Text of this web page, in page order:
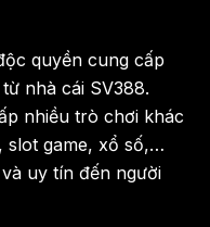
quyền cung cấp
nhà cái SV388.
nhiều trò chơi khác
slot game, xổ số,…
uy tín đến người